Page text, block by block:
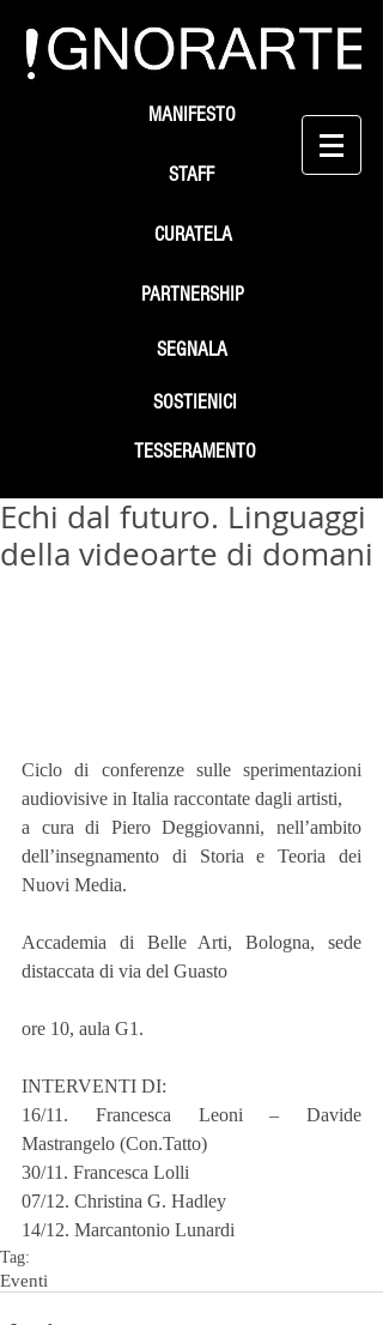
STAFF
SEGNALA
SOSTIENICI
MANIFESTO
PARTNERSHIP
TESSERAMENTO
CURATELA
Echi dal futuro. Linguaggi
della videoarte di domani
Ciclo di conferenze sulle sperimentazioni
audiovisive in Italia raccontate dagli artisti,
a cura di Piero Deggiovanni, nell’ambito
dell’insegnamento di Storia e Teoria dei
Nuovi Media.
Accademia di Belle Arti, Bologna, sede
distaccata di via del Guasto
ore 10, aula G1.
INTERVENTI DI:
16/11. Francesca Leoni – Davide
Mastrangelo (Con.Tatto)
30/11. Francesca Lolli
07/12. Christina G. Hadley
14/12. Marcantonio Lunardi
Tag:
Eventi